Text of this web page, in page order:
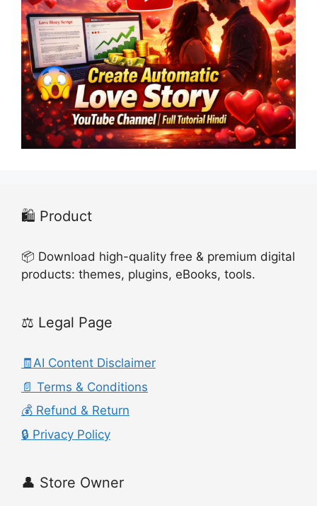
🛍️ Product
📦 Download high-quality free & premium digital
products: themes, plugins, eBooks, tools.
⚖️ Legal Page
🧾AI Content Disclaimer
📄 Terms & Conditions
💰 Refund & Return
🔒 Privacy Policy
👤 Store Owner